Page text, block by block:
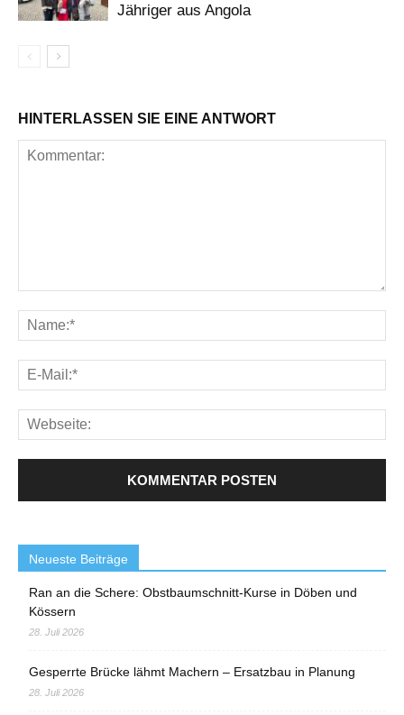
Jähriger aus Angola
HINTERLASSEN SIE EINE ANTWORT
Neueste Beiträge
Ran an die Schere: Obstbaumschnitt-Kurse in Döben und
Kössern
28. Juli 2026
Gesperrte Brücke lähmt Machern – Ersatzbau in Planung
28. Juli 2026